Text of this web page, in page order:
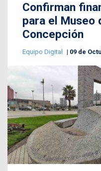
Confirman
para el Museo
Concepción
Equipo Digital 09 de